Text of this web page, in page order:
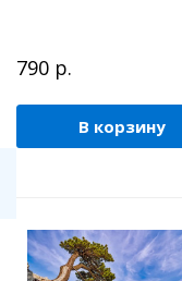
790 р.
В корзину